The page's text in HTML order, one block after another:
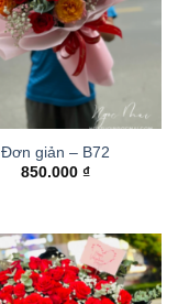
Đơn giản – B72
850.000 ₫